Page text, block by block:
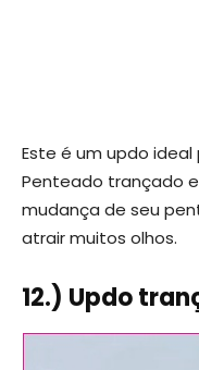
Este é um updo
Penteado trançado
mudança de seu
atrair muitos olhos.
12.) Updo